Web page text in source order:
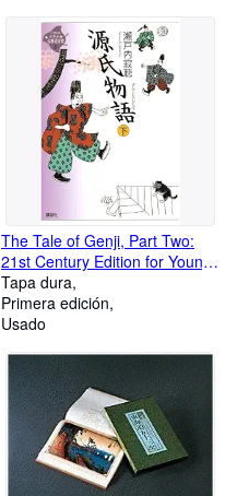
The Tale of Genji, Part Two:
21st Century Edition for Young
Readers (Vol. 6) (Japanese
Language Book)
Tapa dura
Primera edición
Usado